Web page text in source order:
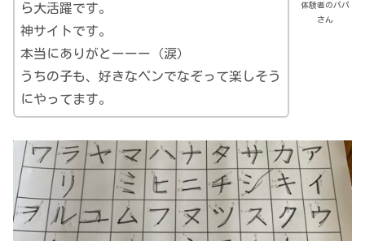
体験者のパパ
さん
ら大活躍です。
神サイトです。
本当にありがとーーー（涙）
うちの子も、好きなペンでなぞって楽しそう
にやってます。